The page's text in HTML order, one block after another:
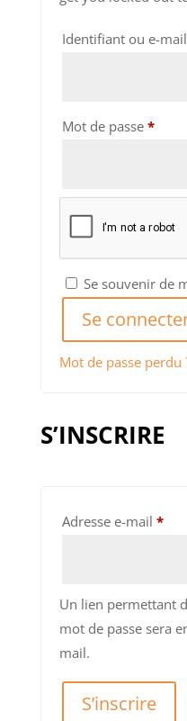
Identifiant ou e-mail
Mot de passe *
Se souvenir de
Se
Mot de passe perdu
S’INSCRIRE
Adresse e-mail *
Un lien permettant
mot de passe sera
mail.
S’inscrire